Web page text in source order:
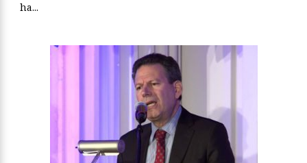
ha...